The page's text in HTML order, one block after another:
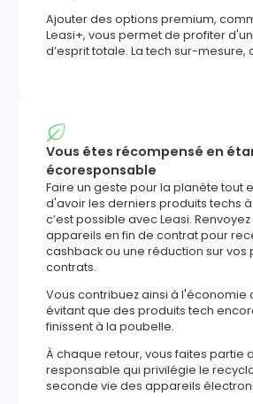
Ajouter des options premium,
Leasi+, vous permet de profiter
d’esprit totale. La tech sur-mesure,
Vous êtes récompensé en
écoresponsable
Faire un geste pour la planète tout
d'avoir les derniers produits techs
c’est possible avec Leasi.
appareils en fin de contrat pour
cashback ou une réduction sur vos
contrats.
Vous contribuez ainsi à l'économie
évitant que des produits tech
finissent à la poubelle.
À chaque retour, vous faites partie
responsable qui privilégie le
seconde vie des appareils